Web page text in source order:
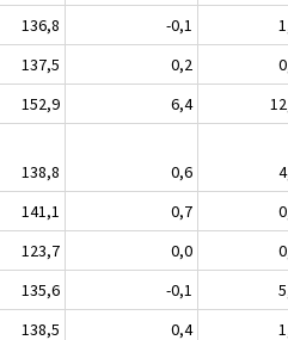
136,8 -0,1
137,5 0,2
152,9 6,4
138,8 0,6
141,1 0,7
123,7 0,0
135,6 -0,1
138,5 0,4